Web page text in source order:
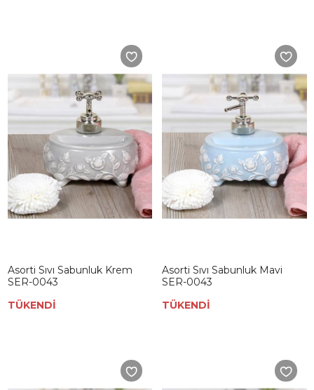
Asorti Sıvı Sabunluk Krem
SER-0043
TÜKENDİ
Asorti Sıvı Sabunluk Mavi
SER-0043
TÜKENDİ